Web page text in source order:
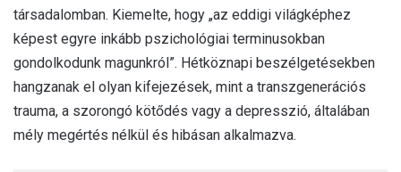
társadalomban. Kiemelte, hogy „az eddigi világképhez
képest egyre inkább pszichológiai terminusokban
gondolkodunk magunkról”. Hétköznapi beszélgetésekben
hangzanak el olyan kifejezések, mint a transzgenerációs
trauma, a szorongó kötődés vagy a depresszió, általában
mély megértés nélkül és hibásan alkalmazva.